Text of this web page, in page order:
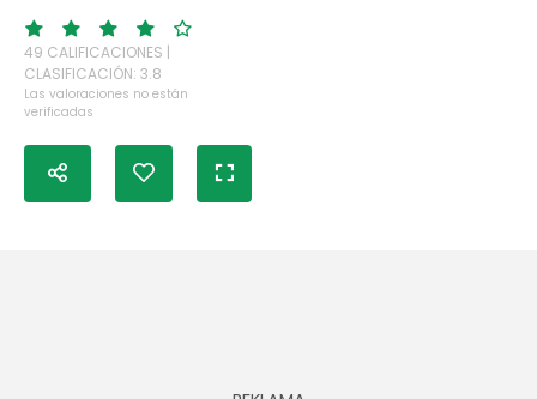
49 CALIFICACIONES |
CLASIFICACIÓN: 3.8
Las valoraciones no están
verificadas